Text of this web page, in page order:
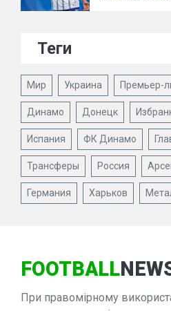
Теги
Мир Украина Премьер-
Динамо Донецк
Испания ФК Динамо
Трансферы Россия
Германия Харьков
FOOTBALL
При правомірному